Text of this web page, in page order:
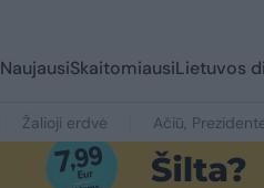
NaujausiSkaitomiausiLietuvos
Žalioji erdvė Ačiū,